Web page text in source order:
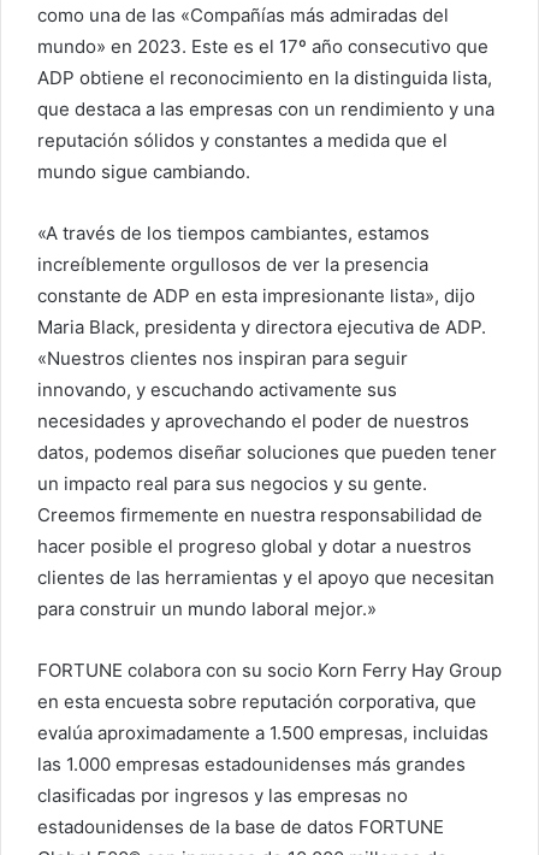
como una de las «Compañías más admiradas del
mundo» en 2023. Este es el 17º año consecutivo que
ADP obtiene el reconocimiento en la distinguida lista,
que destaca a las empresas con un rendimiento y una
reputación sólidos y constantes a medida que el
mundo sigue cambiando.
«A través de los tiempos cambiantes, estamos
increíblemente orgullosos de ver la presencia
constante de ADP en esta impresionante lista», dijo
Maria Black, presidenta y directora ejecutiva de ADP.
«Nuestros clientes nos inspiran para seguir
innovando, y escuchando activamente sus
necesidades y aprovechando el poder de nuestros
datos, podemos diseñar soluciones que pueden tener
un impacto real para sus negocios y su gente.
Creemos firmemente en nuestra responsabilidad de
hacer posible el progreso global y dotar a nuestros
clientes de las herramientas y el apoyo que necesitan
para construir un mundo laboral mejor.»
FORTUNE colabora con su socio Korn Ferry Hay Group
en esta encuesta sobre reputación corporativa, que
evalúa aproximadamente a 1.500 empresas, incluidas
las 1.000 empresas estadounidenses más grandes
clasificadas por ingresos y las empresas no
estadounidenses de la base de datos FORTUNE